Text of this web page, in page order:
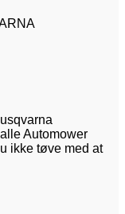
Automower
ikke tøve med at